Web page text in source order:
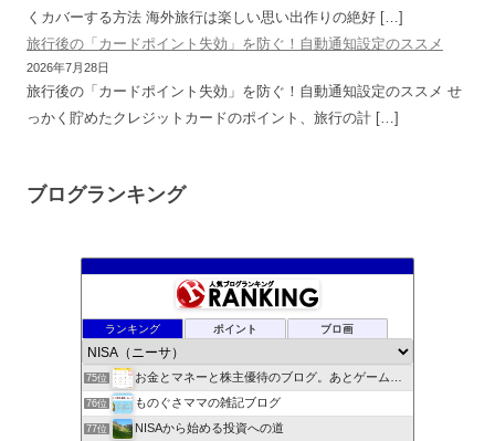
くカバーする方法 海外旅行は楽しい思い出作りの絶好 […]
旅行後の「カードポイント失効」を防ぐ！自動通知設定のススメ
2026年7月28日
旅行後の「カードポイント失効」を防ぐ！自動通知設定のススメ せ
っかく貯めたクレジットカードのポイント、旅行の計 […]
ブログランキング
ランキング ポイント ブロ画
71位 むねろぐ 〜米国株式・配当再投資でまったりリッチ〜
ぐうたらサラリーマンの資産運用
73位 masalog
74位 NISAとインデックスファンドでらくちん積立投資ブログ！
75位 お金とマネーと株主優待のブログ。あとゲームとホワイト会社転職
76位 ものぐさママの雑記ブログ
77位 NISAから始める投資への道